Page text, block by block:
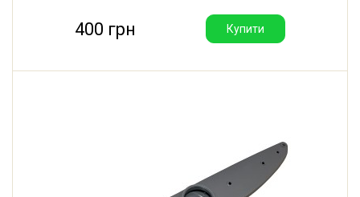
400 грн Купити